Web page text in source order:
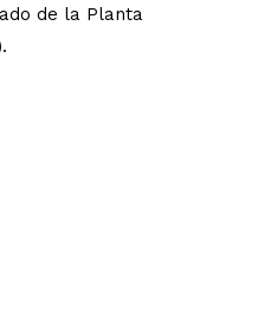
de la Planta